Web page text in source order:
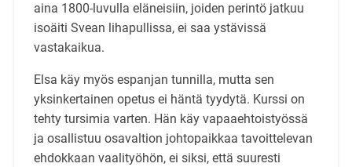
aina 1800-luvulla eläneisiin, joiden perintö jatkuu
isoäiti Svean lihapullissa, ei saa ystävissä
vastakaikua.
Elsa käy myös espanjan tunnilla, mutta sen
yksinkertainen opetus ei häntä tyydytä. Kurssi on
tehty tursimia varten. Hän käy vapaaehtoistyössä
ja osallistuu osavaltion johtopaikkaa tavoittelevan
ehdokkaan vaalityöhön, ei siksi, että suuresti